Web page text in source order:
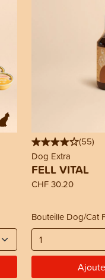
(55)
Dog Extra
FELL VITAL
CHF 30.20
Bouteille Dog/Cat